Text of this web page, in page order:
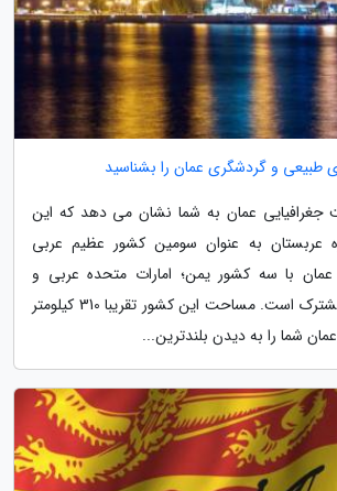
طبیعی و گردشگری عمان را بشناسید
جغرافیایی عمان به شما نشان می دهد که این
عربستان به عنوان سومین کشور عظیم عربی
با سه کشور یمن؛ امارات متحده عربی و
عربستان دارای مرز مشترک است. مساحت این کشور تقریبا 310 کیلومتر
شما را به دیدن بلندترین...